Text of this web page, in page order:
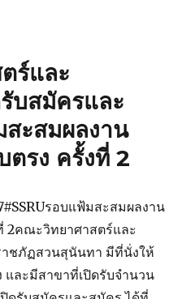
ร์และ
บสมัครและ
ะสมผลงาน
รง ครั้งที่ 2
รอบแฟ้มสะสมผลงาน
2คณะวิทยาศาสตร์และ
าชภัฏสวนสุนันทา มีที่นั่งให้
และมีสาขาที่เปิดรับจำนวน